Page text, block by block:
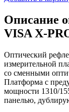
Описание
VISA X-
Оптический
измерительной
со сменными
Платформа с
мощности 1310/
панелью,